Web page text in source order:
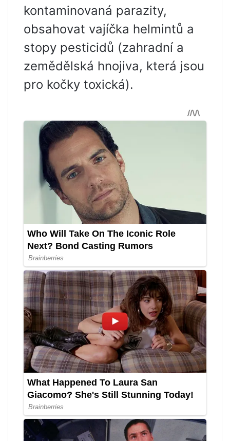
kontaminovaná parazity,
obsahovat vajíčka helmintů a
stopy pesticidů (zahradní a
zemědělská hnojiva, která jsou
pro kočky toxická).